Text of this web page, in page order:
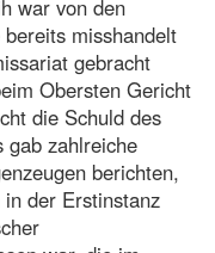
war von den
misshandelt
gebracht
Obersten Gericht
die Schuld des
gab zahlreiche
berichten,
der Erstinstanz